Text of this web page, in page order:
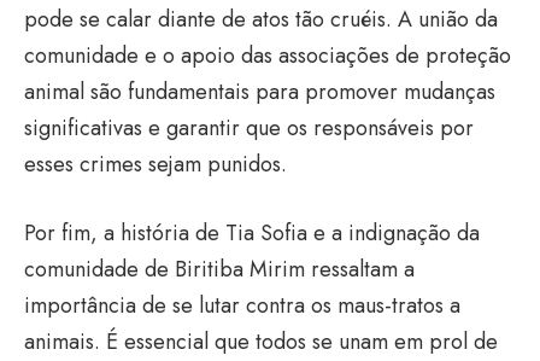
pode se calar diante de atos tão cruéis. A união da
comunidade e o apoio das associações de proteção
animal são fundamentais para promover mudanças
significativas e garantir que os responsáveis por
esses crimes sejam punidos.
Por fim, a história de Tia Sofia e a indignação da
comunidade de Biritiba Mirim ressaltam a
importância de se lutar contra os maus-tratos a
animais. É essencial que todos se unam em prol de